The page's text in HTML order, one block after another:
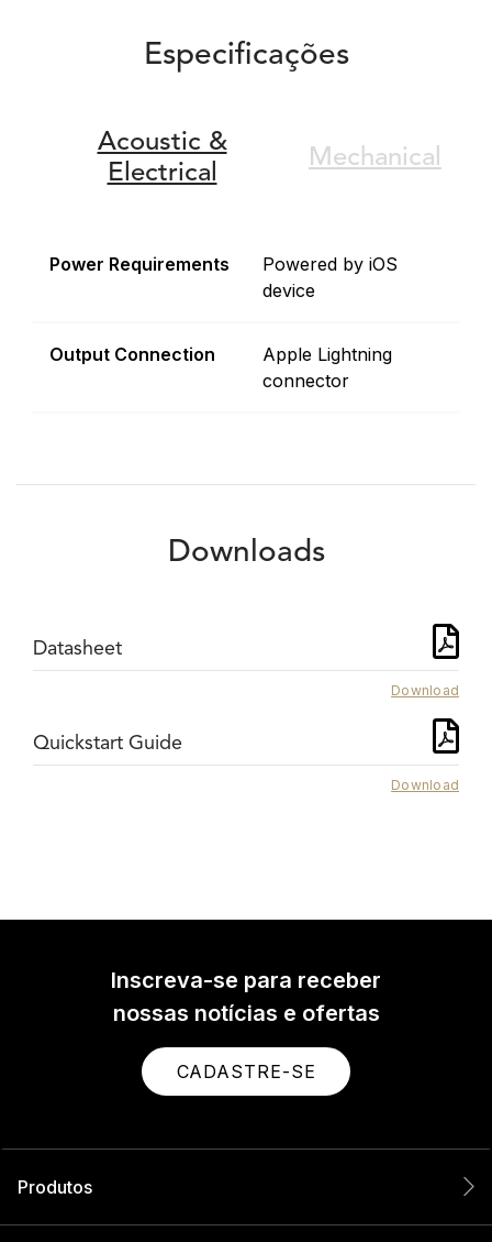
Especificações
Acoustic &
Electrical
Mechanical
Power Requirements
Powered by iOS
device
Output Connection
Apple Lightning
connector
Downloads
Datasheet
Download
Quickstart Guide
Download
Inscreva-se para receber
nossas notícias e ofertas
CADASTRE-SE
Produtos